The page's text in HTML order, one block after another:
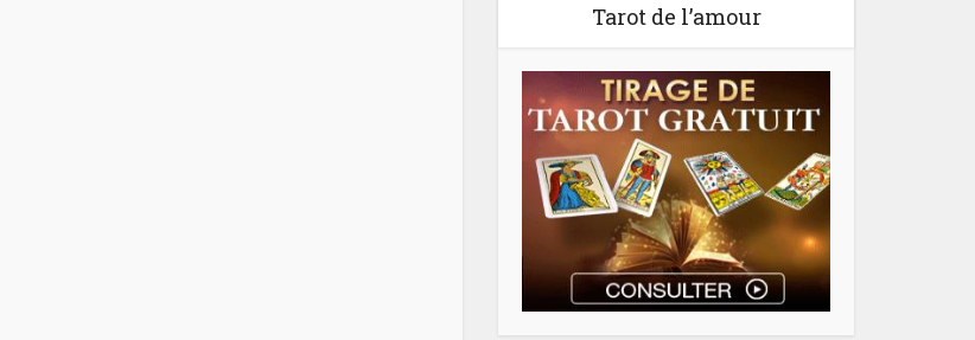
Tarot de l’amour